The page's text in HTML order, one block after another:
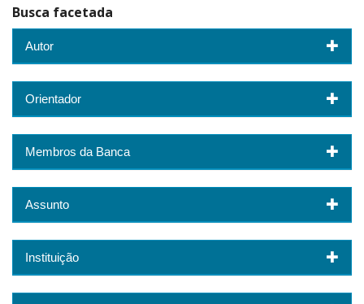
Busca facetada
Autor
Orientador
Membros da Banca
Assunto
Instituição